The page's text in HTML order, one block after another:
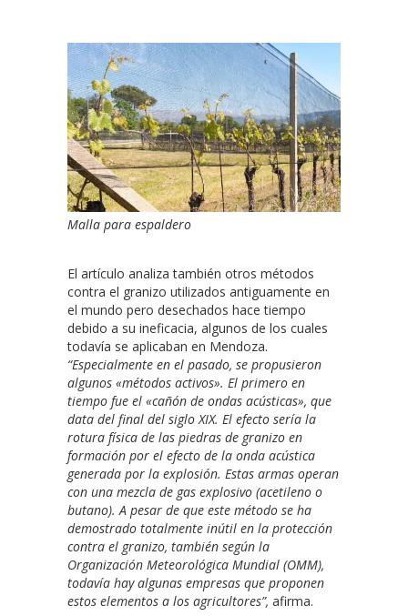
Malla para espaldero
El artículo analiza también otros métodos
contra el granizo utilizados antiguamente en
el mundo pero desechados hace tiempo
debido a su ineficacia, algunos de los cuales
todavía se aplicaban en Mendoza.
“Especialmente en el pasado, se propusieron
algunos «métodos activos». El primero en
tiempo fue el «cañón de ondas acústicas», que
data del final del siglo XIX. El efecto sería la
rotura física de las piedras de granizo en
formación por el efecto de la onda acústica
generada por la explosión. Estas armas operan
con una mezcla de gas explosivo (acetileno o
butano). A pesar de que este método se ha
demostrado totalmente inútil en la protección
contra el granizo, también según la
Organización Meteorológica Mundial (OMM),
todavía hay algunas empresas que proponen
estos elementos a los agricultores”, afirma.